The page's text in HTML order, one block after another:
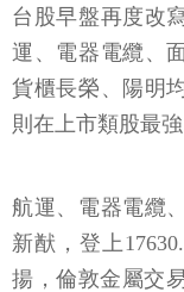
台股早盤再度改
運、電器電纜、
貨櫃長榮、陽明
則在上市類股最強
航運、電器電纜
新猷，登上
揚，倫敦金屬交